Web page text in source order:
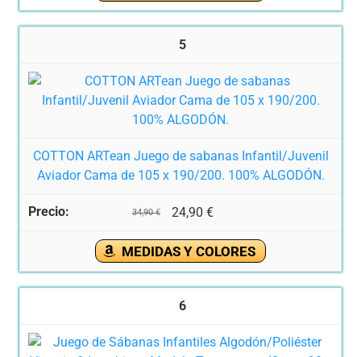
5
COTTON ARTean Juego de sabanas Infantil/Juvenil
Aviador Cama de 105 x 190/200. 100% ALGODÓN.
34,90 € 24,90 €
MEDIDAS Y COLORES
6